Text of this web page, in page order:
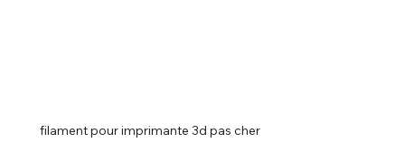
filament pour imprimante 3d pas cher